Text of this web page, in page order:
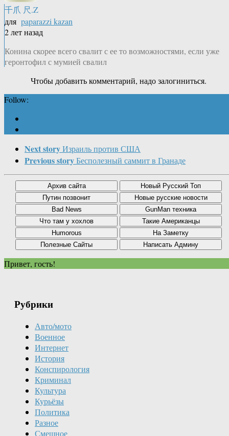
千爪 尺.Z
для paparazzi kazan
2 лет назад
Конина скорее всего свалит с ее то возможностями, если уже
геронтофил с мумией свалил
Чтобы добавить комментарий, надо залогиниться.
Follow:
Next storyИзраиль против США
Previous storyБесполезный саммит в Гранаде
Привет, гость!
Рубрики
Авто/мото
Военное
Интернет
История
Конспирология
Криминал
Культура
Курьёзы
Политика
Разное
Смешное